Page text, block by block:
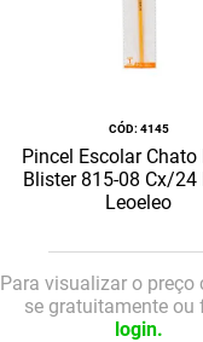
:4145
Pincel Escolar Chato
Blister 815-08 Cx/24
Leoeleo
Para visualizar o preço
se gratuitamente ou
login.